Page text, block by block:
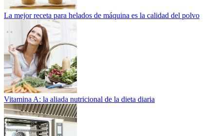
La mejor receta para helados de máquina es la calidad del polvo
Vitamina A: la aliada nutricional de la dieta diaria